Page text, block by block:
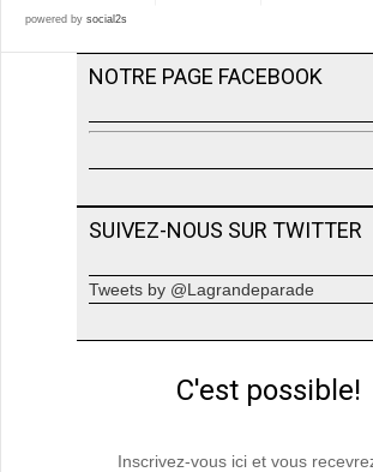
powered by social2s
NOTRE PAGE FACEBOOK
SUIVEZ-NOUS SUR TWITTER
Tweets by @Lagrandeparade
C'est possible!
Inscrivez-vous ici et vous